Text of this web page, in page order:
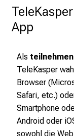
App
Als
TeleKasper
Browser
Safari, etc.)
Smartphone
Android oder
sowohl die